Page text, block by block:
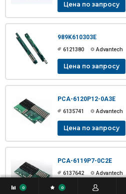
Цена по запросу
989K610303E
6121380 Advantech
Цена по запросу
PCA-6120P12-0A3E
6135741 Advantech
Цена по запросу
PCA-6119P7-0C2E
6137642 Advantech
Цена по запросу
0 0